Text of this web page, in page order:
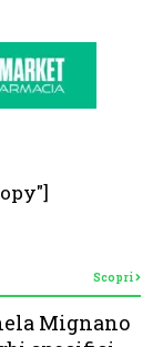
Scopri
Mignano